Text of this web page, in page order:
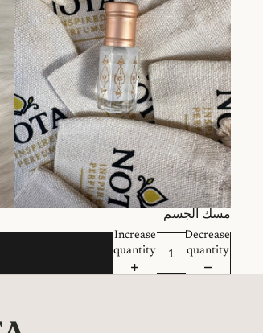
عرض
مسك الجسم
Decrease
quantity
Increase
quantity